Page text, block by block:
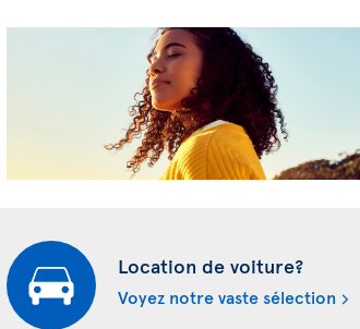
Location de voiture?
Voyez notre vaste sélection